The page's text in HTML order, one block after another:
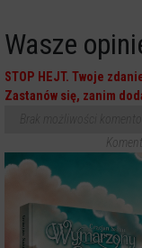
Wasze
STOP HEJT. Twoje
Zastanów się, zanim